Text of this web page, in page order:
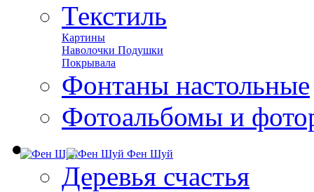
Текстиль
Картины
Наволочки Подушки
Покрывала
Фонтаны настольные
Фотоальбомы и
Фен Шуй
Деревья счастья